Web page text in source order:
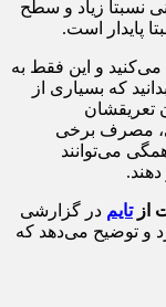
نسبتا زیاد و سطح
پایدار است.
و این فقط به
که بسیاری از
تعریقشان
مصرف برخی
می‌توانند
ازتایم در گزارشی
و توضیح می‌دهد که